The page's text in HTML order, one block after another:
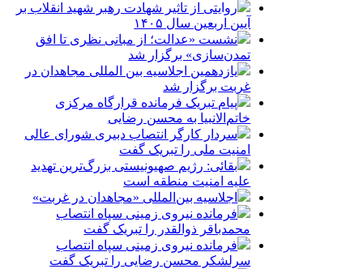
روایتی از تاثیر شهادت رهبر شهید انقلاب بر
آیین اربعین سال ۱۴۰۵
نشست «عدالت؛ از مبانی نظری تا افق
تمدن‌سازی» برگزار شد
یازدهمین اجلاسیه بین المللی مجاهدان در
غربت برگزار شد
پیام تبریک فرمانده قرارگاه مرکزی
خاتم‌الانبیا به محسن رضایی
سردار کارگر انتصاب دبیری شورای عالی
امنیت ملی را تبریک گفت
بقائی: رژیم صهیونیستی بزرگ‌ترین تهدید
علیه امنیت منطقه است
اجلاسیه بین‌المللی «مجاهدان در غربت»
فرمانده نیروی زمینی سپاه انتصاب
محمدباقر ذوالقدر را تبریک گفت
فرمانده نیروی زمینی سپاه انتصاب
سرلشکر محسن رضایی را تبریک گفت